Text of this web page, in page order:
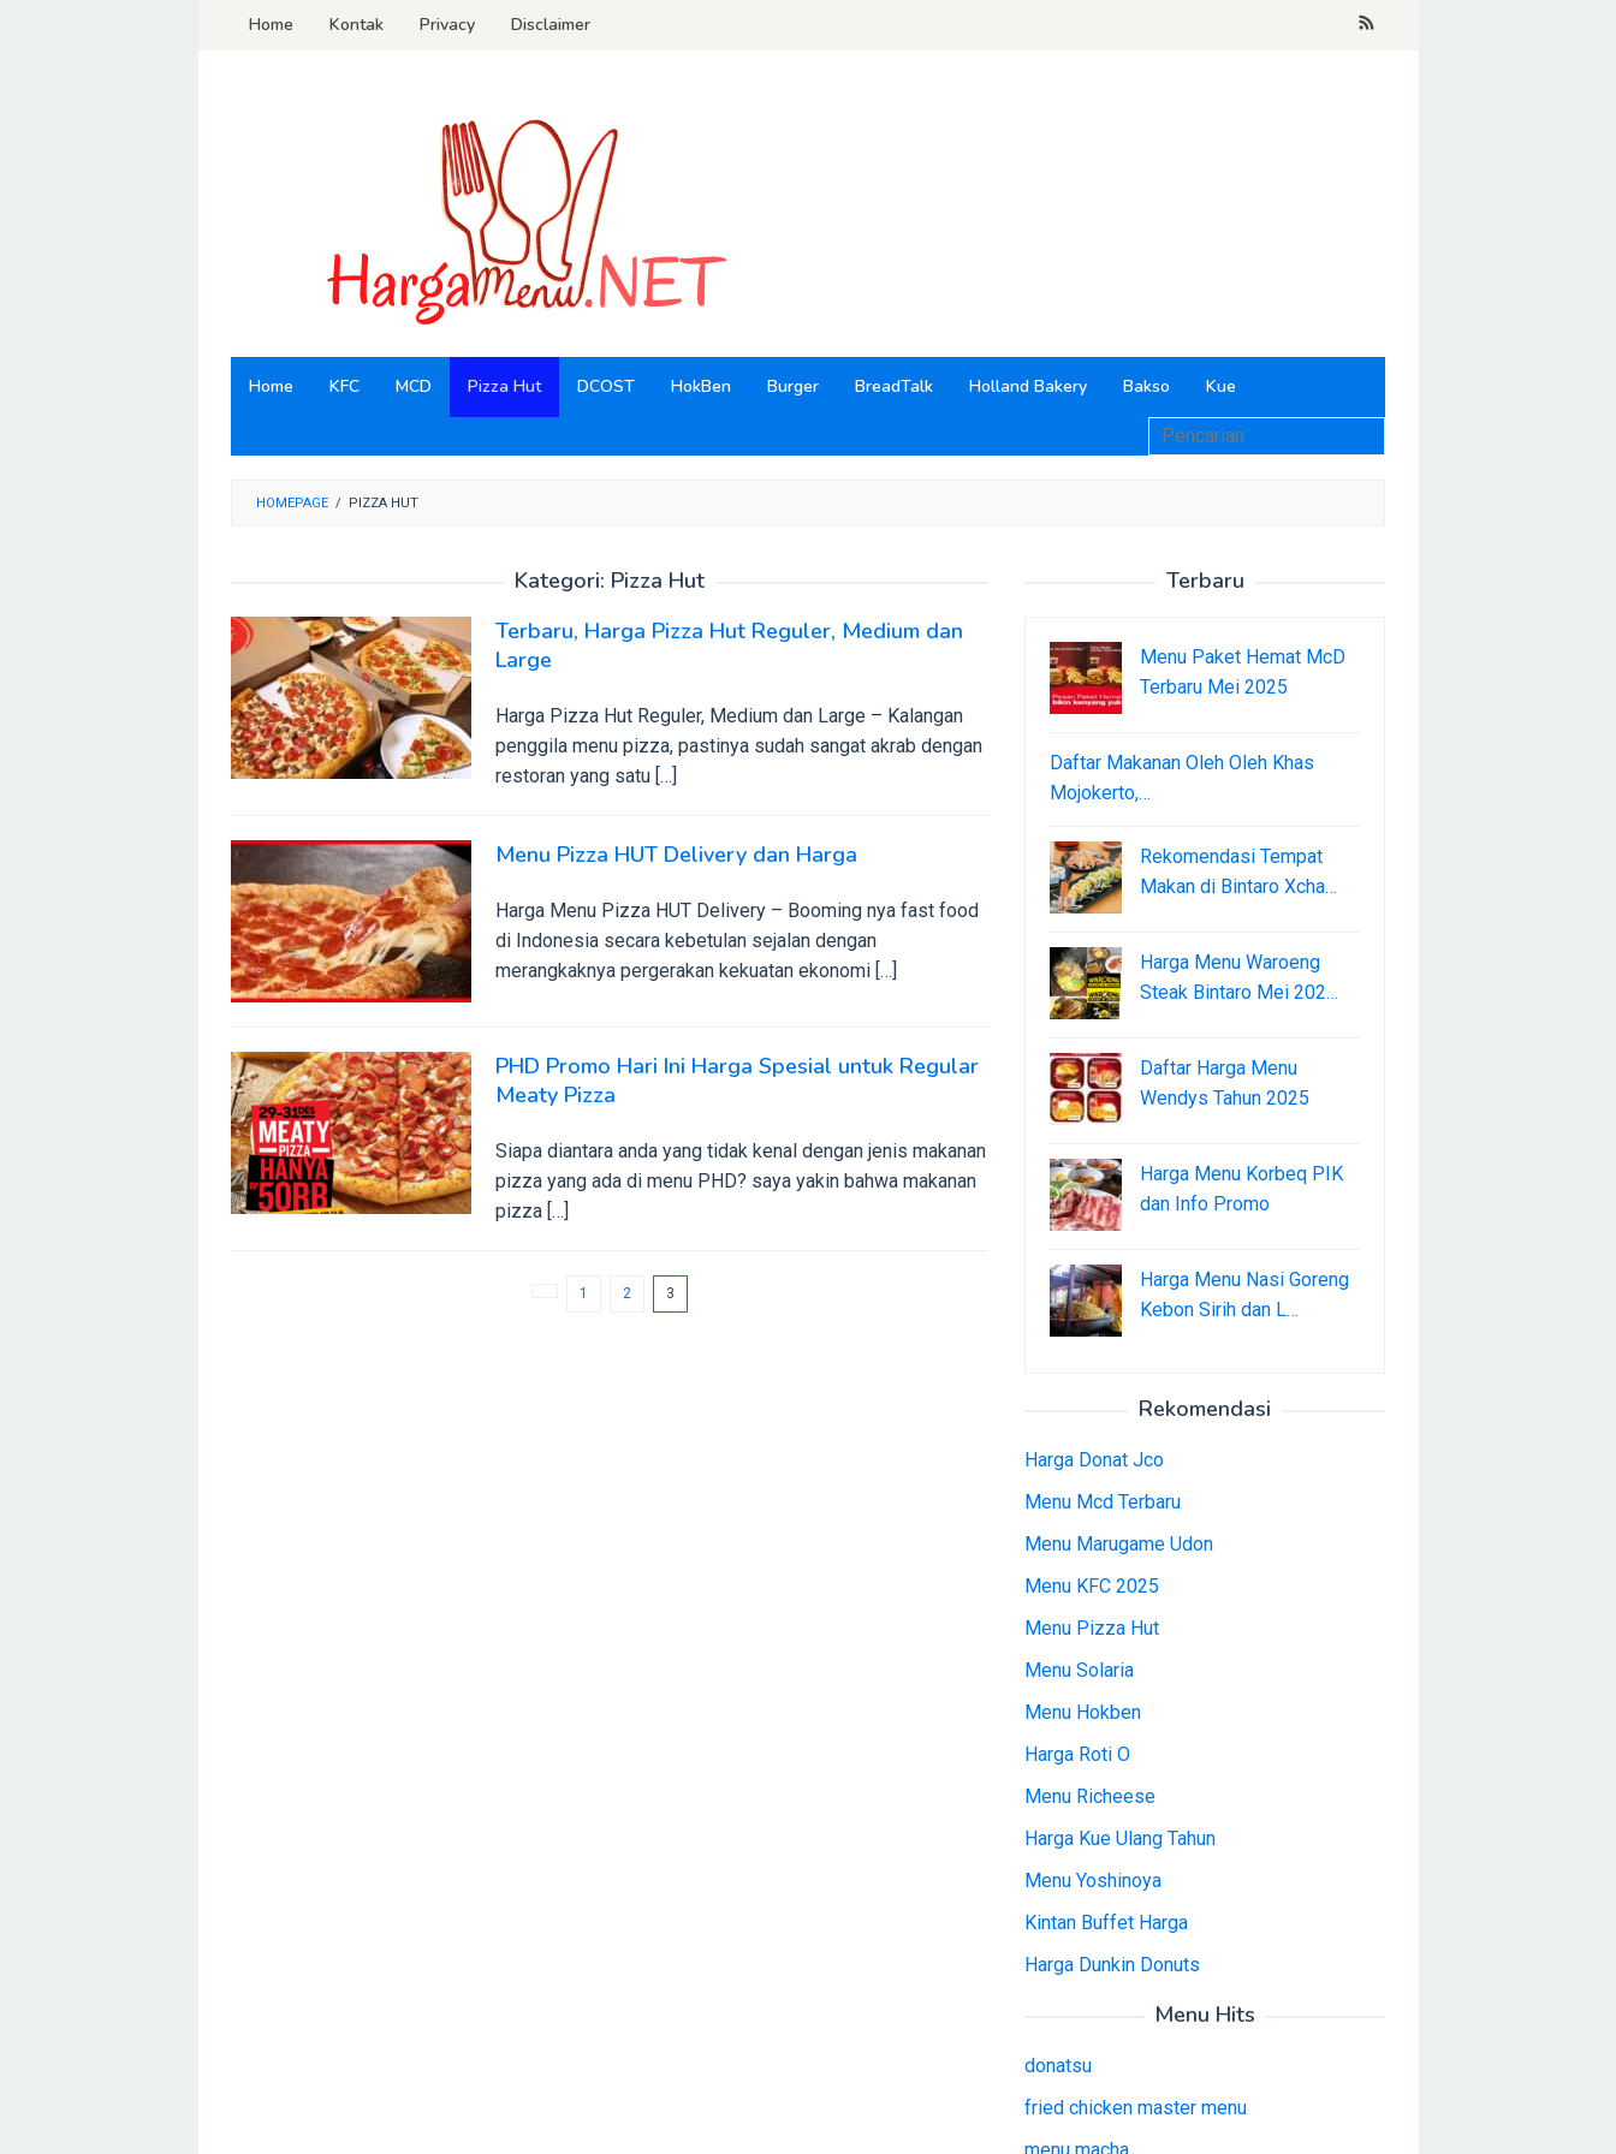
LoncatHome Kontak Privacy Disclaimer
Home KFC MCD Pizza Hut DCOST HokBen Burger BreadTalk Holland Bakery Bakso Kue
HOMEPAGE / PIZZA HUT
Kategori: Pizza Hut
Terbaru, Harga Pizza Hut Reguler, Medium dan
Large
Harga Pizza Hut Reguler, Medium dan Large – Kalangan
penggila menu pizza, pastinya sudah sangat akrab dengan
restoran yang satu […]
Menu Pizza HUT Delivery dan Harga
Harga Menu Pizza HUT Delivery – Booming nya fast food
di Indonesia secara kebetulan sejalan dengan
merangkaknya pergerakan kekuatan ekonomi […]
PHD Promo Hari Ini Harga Spesial untuk Regular
Meaty Pizza
Siapa diantara anda yang tidak kenal dengan jenis makanan
pizza yang ada di menu PHD? saya yakin bahwa makanan
pizza […]
1 2 3
Terbaru
Menu Paket Hemat McD
Terbaru Mei 2025
Daftar Makanan Oleh Oleh Khas
Mojokerto,…
Rekomendasi Tempat
Makan di Bintaro Xcha…
Harga Menu Waroeng
Steak Bintaro Mei 202…
Daftar Harga Menu
Wendys Tahun 2025
Harga Menu Korbeq PIK
dan Info Promo
Harga Menu Nasi Goreng
Kebon Sirih dan L…
Rekomendasi
Harga Donat Jco
Menu Mcd Terbaru
Menu Marugame Udon
Menu KFC 2025
Menu Pizza Hut
Menu Solaria
Menu Hokben
Harga Roti O
Menu Richeese
Harga Kue Ulang Tahun
Menu Yoshinoya
Kintan Buffet Harga
Harga Dunkin Donuts
Menu Hits
donatsu
fried chicken master menu